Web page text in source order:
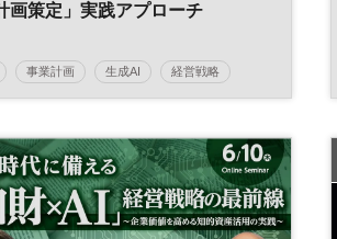
画策定」実践アプローチ
事業計画 生成AI 経営戦略